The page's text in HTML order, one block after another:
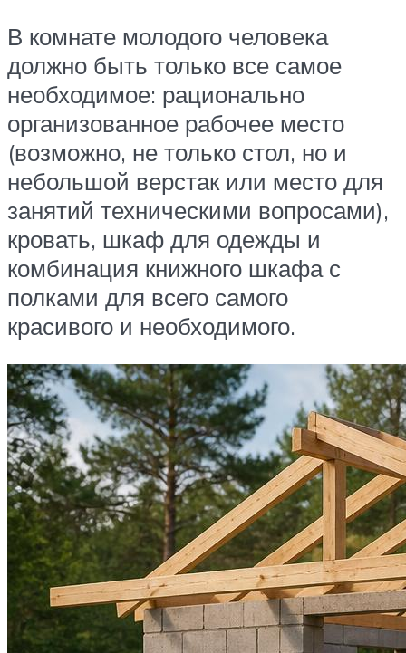
В комнате молодого человека
должно быть только все самое
необходимое: рационально
организованное рабочее место
(возможно, не только стол, но и
небольшой верстак или место для
занятий техническими вопросами),
кровать, шкаф для одежды и
комбинация книжного шкафа с
полками для всего самого
красивого и необходимого.